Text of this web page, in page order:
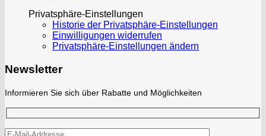
Privatsphäre-Einstellungen
Historie der Privatsphäre-Einstellungen
Einwilligungen widerrufen
Privatsphäre-Einstellungen ändern
Newsletter
Informieren Sie sich über Rabatte und Möglichkeiten